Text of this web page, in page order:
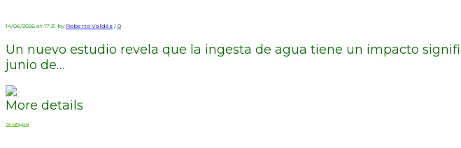
14/06/2026 at 17:31 by Roberto Valdés / 0
Un nuevo estudio revela que la ingesta de agua tiene un impacto
junio de…
More details
Sin categoría